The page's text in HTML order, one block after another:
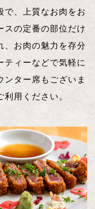
で、上質なお肉をお
スの定番の部位だけ
、お肉の魅力を存分
ティーなどで気軽に
ター席もございま
用ください。